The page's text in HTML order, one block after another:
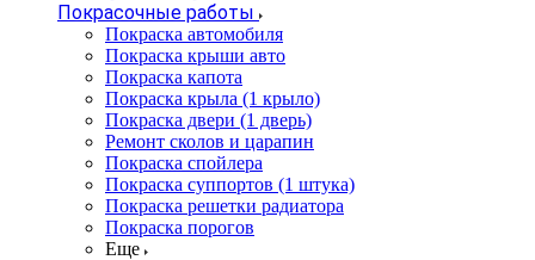
Покрасочные работы
Покраска автомобиля
Покраска крыши авто
Покраска капота
Покраска крыла (1 крыло)
Покраска двери (1 дверь)
Ремонт сколов и царапин
Покраска спойлера
Покраска суппортов (1 штука)
Покраска решетки радиатора
Покраска порогов
Еще